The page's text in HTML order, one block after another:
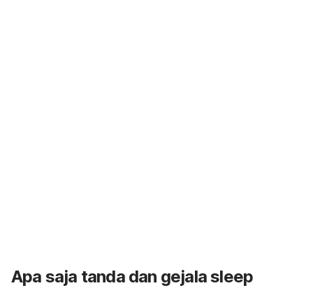
Apa saja tanda dan gejalasleep